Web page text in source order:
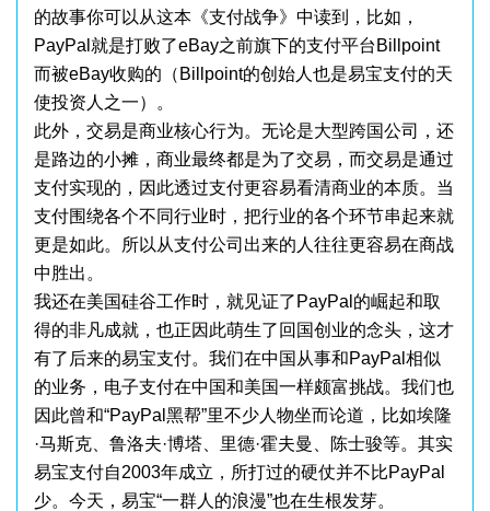
的故事你可以从这本《支付战争》中读到，比如，
PayPal就是打败了eBay之前旗下的支付平台Billpoint
而被eBay收购的（Billpoint的创始人也是易宝支付的天
使投资人之一）。
此外，交易是商业核心行为。无论是大型跨国公司，还
是路边的小摊，商业最终都是为了交易，而交易是通过
支付实现的，因此透过支付更容易看清商业的本质。当
支付围绕各个不同行业时，把行业的各个环节串起来就
更是如此。所以从支付公司出来的人往往更容易在商战
中胜出。
我还在美国硅谷工作时，就见证了PayPal的崛起和取
得的非凡成就，也正因此萌生了回国创业的念头，这才
有了后来的易宝支付。我们在中国从事和PayPal相似
的业务，电子支付在中国和美国一样颇富挑战。我们也
因此曾和“PayPal黑帮”里不少人物坐而论道，比如埃隆
·马斯克、鲁洛夫·博塔、里德·霍夫曼、陈士骏等。其实
易宝支付自2003年成立，所打过的硬仗并不比PayPal
少。今天，易宝“一群人的浪漫”也在生根发芽。